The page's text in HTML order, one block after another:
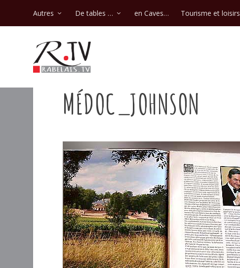
Autres De tables … en Caves… Tourisme et loisirs
MÉDOC_JOHNSON